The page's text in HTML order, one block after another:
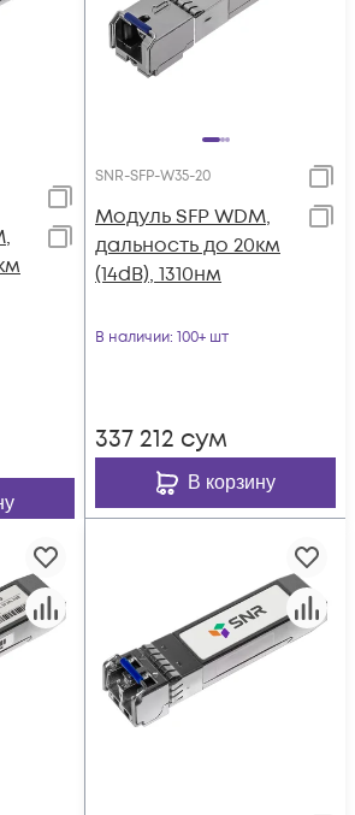
SNR-SFP-W35-20
Модуль SFP WDM,
дальность до 20км
(14dB), 1310нм
В наличии: 100+ шт
337 212 сум
В корзину